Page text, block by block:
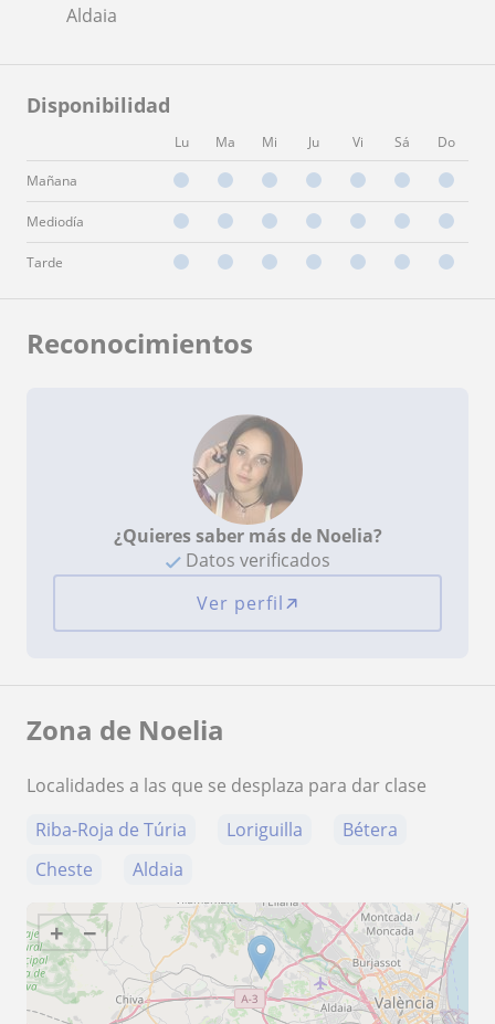
Aldaia
Disponibilidad
Lu Ma Mi Ju Vi Sá Do
Mañana
Mediodía
Tarde
Reconocimientos
¿Quieres saber más de Noelia?
Datos verificados
Ver perfil
Zona de Noelia
Localidades a las que se desplaza para dar clase
Riba-Roja de Túria
Loriguilla
Bétera
Cheste
Aldaia
+ −